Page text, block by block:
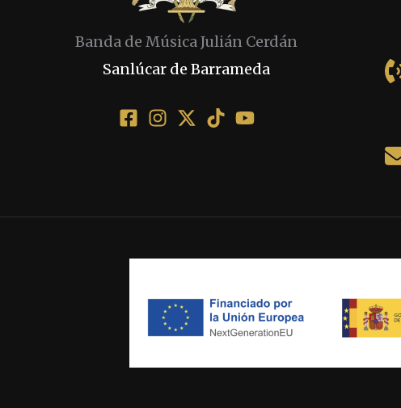
Banda de Música Julián Cerdán
Sanlúcar de Barrameda